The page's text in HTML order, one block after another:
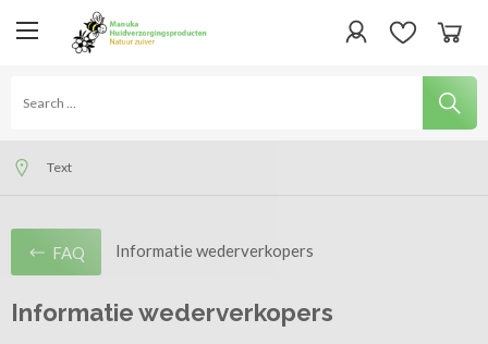
Text
Text
Text
FAQ Informatie wederverkopers
Informatie wederverkopers